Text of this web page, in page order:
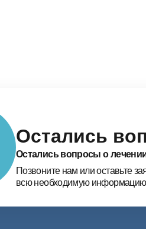
Остались
Остались вопросы о
Позвоните нам или оставьте
всю необходимую